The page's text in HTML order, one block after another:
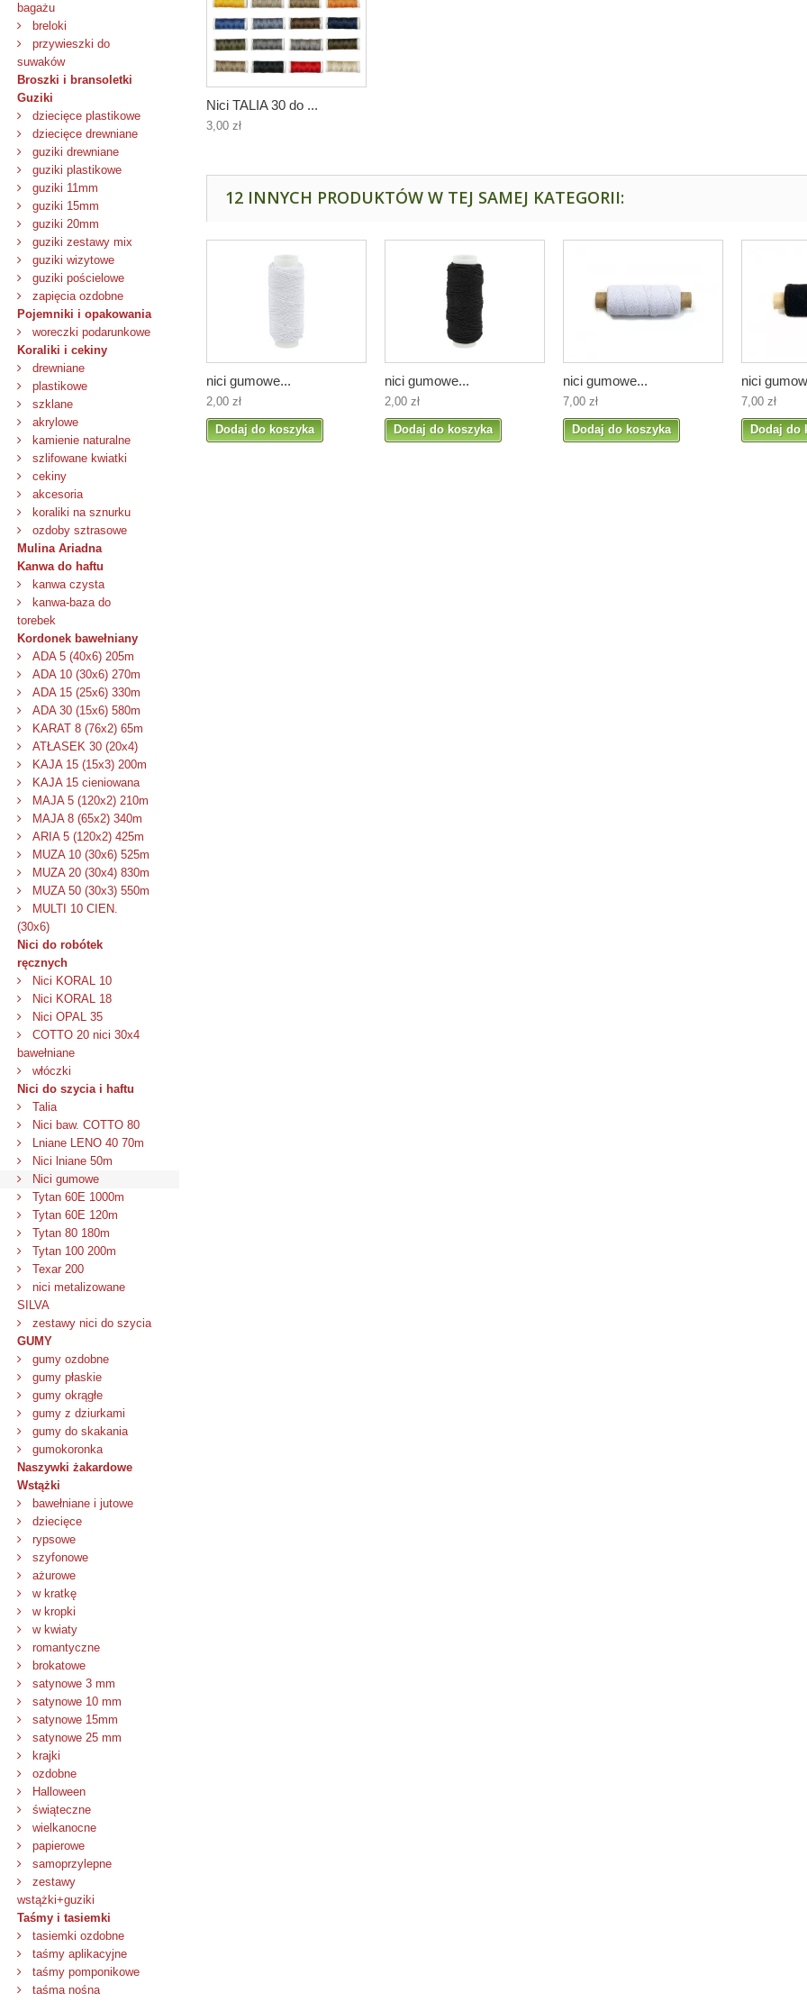
bagażu
breloki
przywieszki do
suwaków
Broszki i bransoletki
Guziki
dziecięce plastikowe
dziecięce drewniane
guziki drewniane
guziki plastikowe
guziki 11mm
guziki 15mm
guziki 20mm
guziki zestawy mix
guziki wizytowe
guziki pościelowe
zapięcia ozdobne
Pojemniki i opakowania
woreczki podarunkowe
Koraliki i cekiny
drewniane
plastikowe
szklane
akrylowe
kamienie naturalne
szlifowane kwiatki
cekiny
akcesoria
koraliki na sznurku
ozdoby sztrasowe
Mulina Ariadna
Kanwa do haftu
kanwa czysta
kanwa-baza do
torebek
Kordonek bawełniany
ADA 5 (40x6) 205m
ADA 10 (30x6) 270m
ADA 15 (25x6) 330m
ADA 30 (15x6) 580m
KARAT 8 (76x2) 65m
ATŁASEK 30 (20x4)
KAJA 15 (15x3) 200m
KAJA 15 cieniowana
MAJA 5 (120x2) 210m
MAJA 8 (65x2) 340m
ARIA 5 (120x2) 425m
MUZA 10 (30x6) 525m
MUZA 20 (30x4) 830m
MUZA 50 (30x3) 550m
MULTI 10 CIEN.
(30x6)
Nici do robótek
ręcznych
Nici KORAL 10
Nici KORAL 18
Nici OPAL 35
COTTO 20 nici 30x4
bawełniane
włóczki
Nici do szycia i haftu
Talia
Nici baw. COTTO 80
Lniane LENO 40 70m
Nici lniane 50m
Nici gumowe
Tytan 60E 1000m
Tytan 60E 120m
Tytan 80 180m
Tytan 100 200m
Texar 200
nici metalizowane
SILVA
zestawy nici do szycia
GUMY
gumy ozdobne
gumy płaskie
gumy okrągłe
gumy z dziurkami
gumy do skakania
gumokoronka
Naszywki żakardowe
Wstążki
bawełniane i jutowe
dziecięce
rypsowe
szyfonowe
ażurowe
w kratkę
w kropki
w kwiaty
romantyczne
brokatowe
satynowe 3 mm
satynowe 10 mm
satynowe 15mm
satynowe 25 mm
krajki
ozdobne
Halloween
świąteczne
wielkanocne
papierowe
samoprzylepne
zestawy
wstążki+guziki
Taśmy i tasiemki
tasiemki ozdobne
taśmy aplikacyjne
taśmy pomponikowe
taśma nośna
Nici TALIA 30 do ...
3,00 zł
12 INNYCH PRODUKTÓW W TEJ SAMEJ KATEGORII:
nici gumowe...
2,00 zł
Dodaj do koszyka
nici gumowe...
2,00 zł
Dodaj do koszyka
nici gumowe...
7,00 zł
Dodaj do koszyka
nici
7,00 zł
Dodaj do